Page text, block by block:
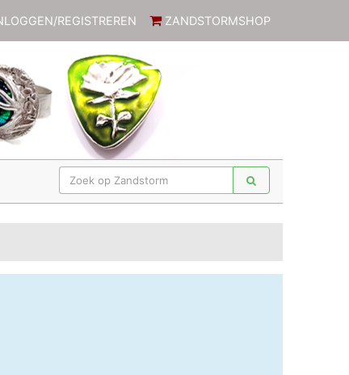
REGISTREREN ZANDSTORMSHOP